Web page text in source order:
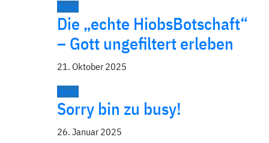
News
Die „echte HiobsBotschaft“
– Gott ungefiltert erleben
21. Oktober 2025
News
Sorry bin zu busy!
26. Januar 2025